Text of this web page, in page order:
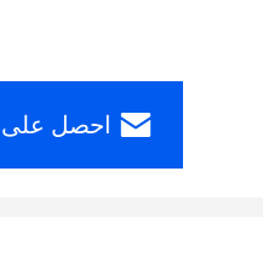
احصل